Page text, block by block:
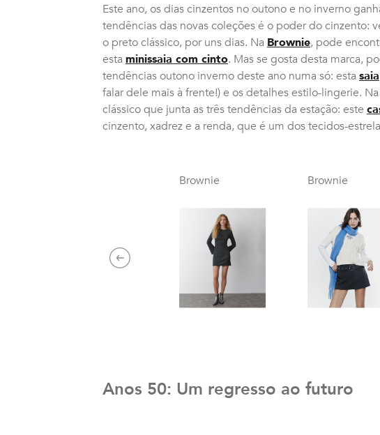
Este ano, os dias cinzentos no outono e no inverno
tendências das novas coleções é o poder do cinzento:
o preto clássico, por uns dias. Na Brownie, pode
esta minissaia com cinto. Mas se gosta desta marca,
tendências outono inverno deste ano numa só: esta saia
falar dele mais à frente!) e os detalhes estilo-lingerie. Na
clássico que junta as três tendências da estação: este
cinzento, xadrez e a renda, que é um dos tecidos-
Brownie Brownie
Previous
Anos 50: Um regresso ao futuro